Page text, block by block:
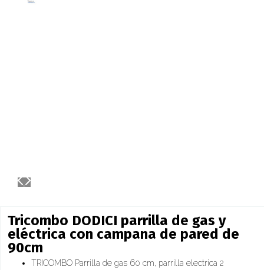
Tricombo DODICI parrilla de gas y
eléctrica con campana de pared de
90cm
TRICOMBO Parrilla de gas 60 cm, parrilla electrica 2